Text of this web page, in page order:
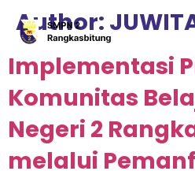
Author:
Implementasi
Komunitas
Negeri 2
melalui